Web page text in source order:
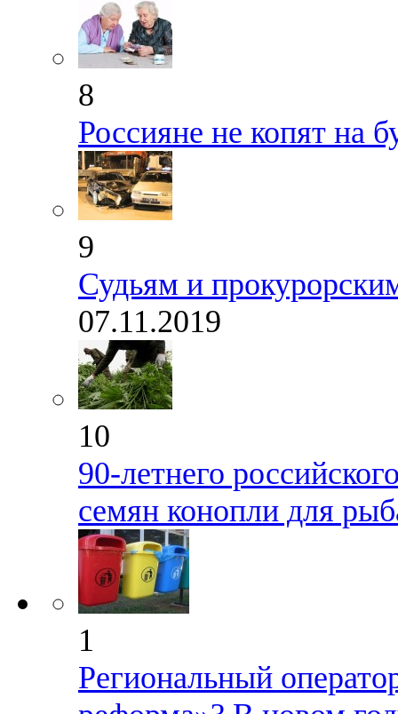
8
Россияне не копят на
9
Судьям и
07.11.2019
10
90-летнего
семян конопли для
1
Региональный